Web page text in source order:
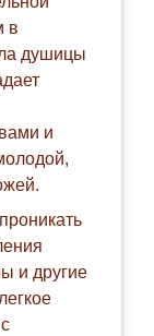
в
душицы
и
и другие